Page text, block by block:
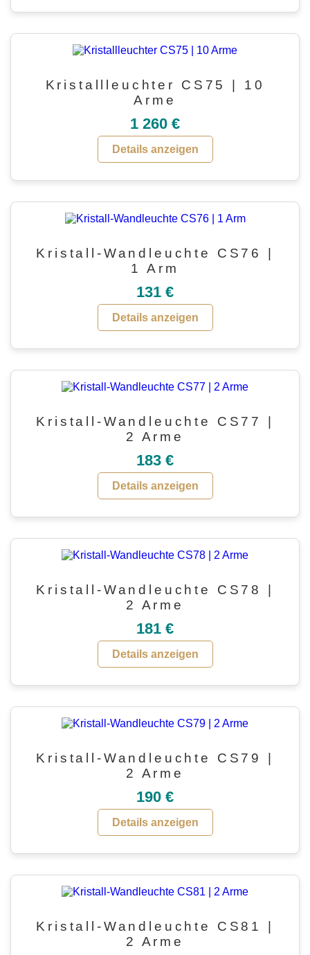
Kristallleuchter CS75 | 10
Arme
1 260 €
Details anzeigen
Kristall-Wandleuchte CS76 |
1 Arm
131 €
Details anzeigen
Kristall-Wandleuchte CS77 |
2 Arme
183 €
Details anzeigen
Kristall-Wandleuchte CS78 |
2 Arme
181 €
Details anzeigen
Kristall-Wandleuchte CS79 |
2 Arme
190 €
Details anzeigen
Kristall-Wandleuchte CS81 |
2 Arme